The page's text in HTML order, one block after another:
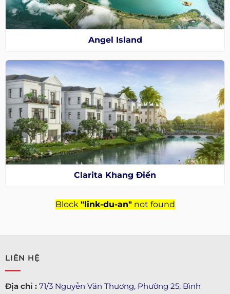
Angel Island
Clarita Khang Điền
Block "link-du-an"not found
LIÊN HỆ
Địa chỉ : 71/3 Nguyễn Văn Thương, Phường 25, Bình